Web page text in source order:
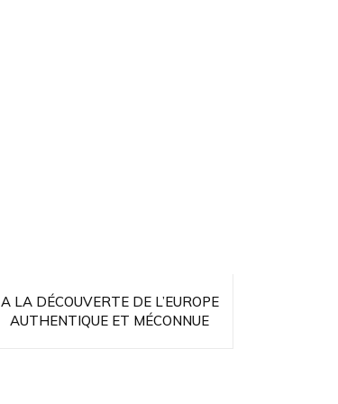
A LA DÉCOUVERTE DE L’EUROPE
AUTHENTIQUE ET MÉCONNUE